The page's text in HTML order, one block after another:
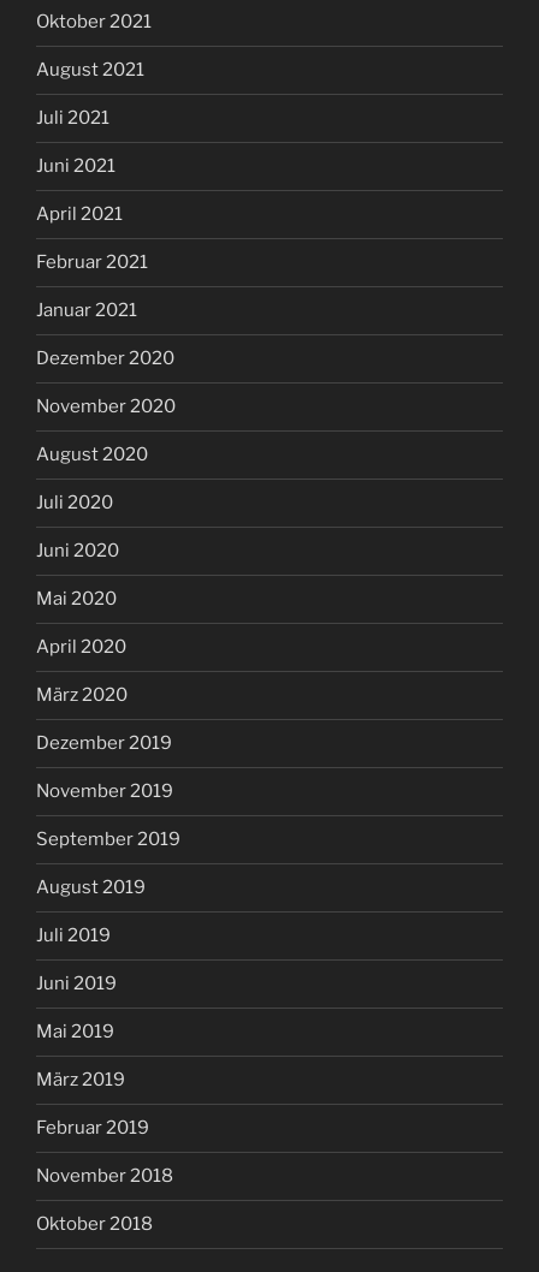
Oktober 2021
August 2021
Juli 2021
Juni 2021
April 2021
Februar 2021
Januar 2021
Dezember 2020
November 2020
August 2020
Juli 2020
Juni 2020
Mai 2020
April 2020
März 2020
Dezember 2019
November 2019
September 2019
August 2019
Juli 2019
Juni 2019
Mai 2019
März 2019
Februar 2019
November 2018
Oktober 2018